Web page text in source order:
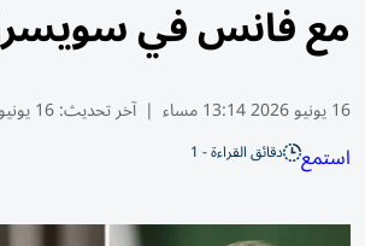
مع فانس في
16 يونيو 2026 13:14 مساء | آخر تحديث:16 يونيو 13:39 2026
استمع دقائق القراءة - 1